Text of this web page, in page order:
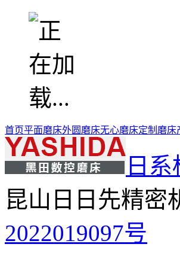
首页平面磨床外圆磨床无心磨床定制磨床
日
昆山日日先精密
2022019097号